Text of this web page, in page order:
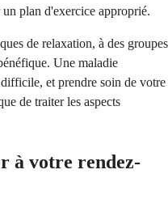
plan d'exercice approprié.
de relaxation, à des groupes
Une maladie
et prendre soin de votre
de traiter les aspects
à votre rendez-